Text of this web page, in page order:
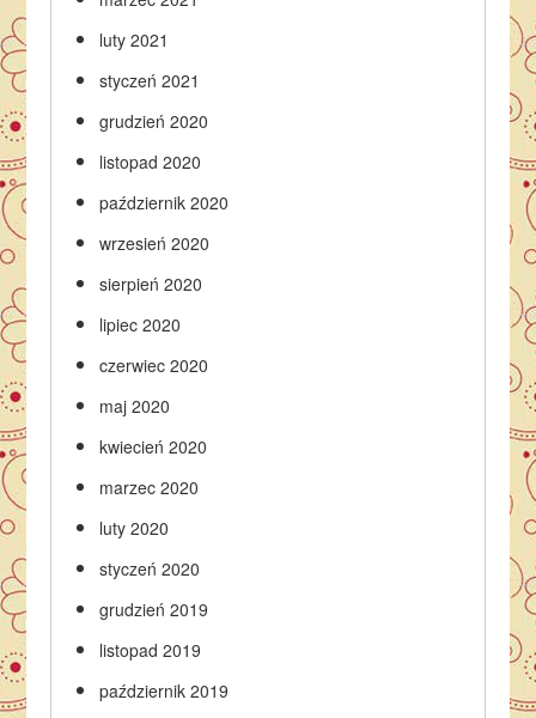
luty 2021
styczeń 2021
grudzień 2020
listopad 2020
październik 2020
wrzesień 2020
sierpień 2020
lipiec 2020
czerwiec 2020
maj 2020
kwiecień 2020
marzec 2020
luty 2020
styczeń 2020
grudzień 2019
listopad 2019
październik 2019